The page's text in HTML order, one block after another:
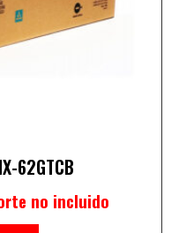
62GTCB
no incluido